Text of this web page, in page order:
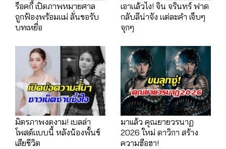
ร็อคกี้ เปิดภาพหมายศาล
ถูกฟ้องพร้อมแม่ ลั่นขอรับ
บทเหยื่อ
เอาแล้วไง! จิน จรินทร์ ฟาด
กลับลีน่าจัง แต่ละคำ เจ็บๆ
จุกๆ
มิตรภาพงดงาม! เบลล่า
โพสต์แบบนี้ หลังน้องพั้นช์
เสียชีวิต
มาเเล้ว คุณยายวรนาฏ
2026 ใหม่ ดาวิกา สร้าง
ความฮือฮา!